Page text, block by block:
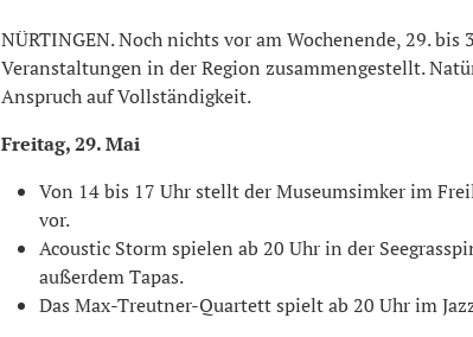
NÜRTINGEN. Noch nichts vor am Wochenende, 29.
Veranstaltungen in der Region zusammengestellt.
Anspruch auf Vollständigkeit.
Freitag, 29. Mai
Von 14 bis 17 Uhr stellt der Museumsimker im
vor.
Acoustic Storm spielen ab 20 Uhr in der
außerdem Tapas.
Das Max-Treutner-Quartett spielt ab 20 Uhr im